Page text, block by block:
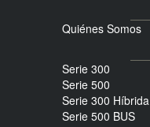
Quiénes Somos
Serie 300
Serie 500
Serie 300 Híbrida
Serie 500 BUS